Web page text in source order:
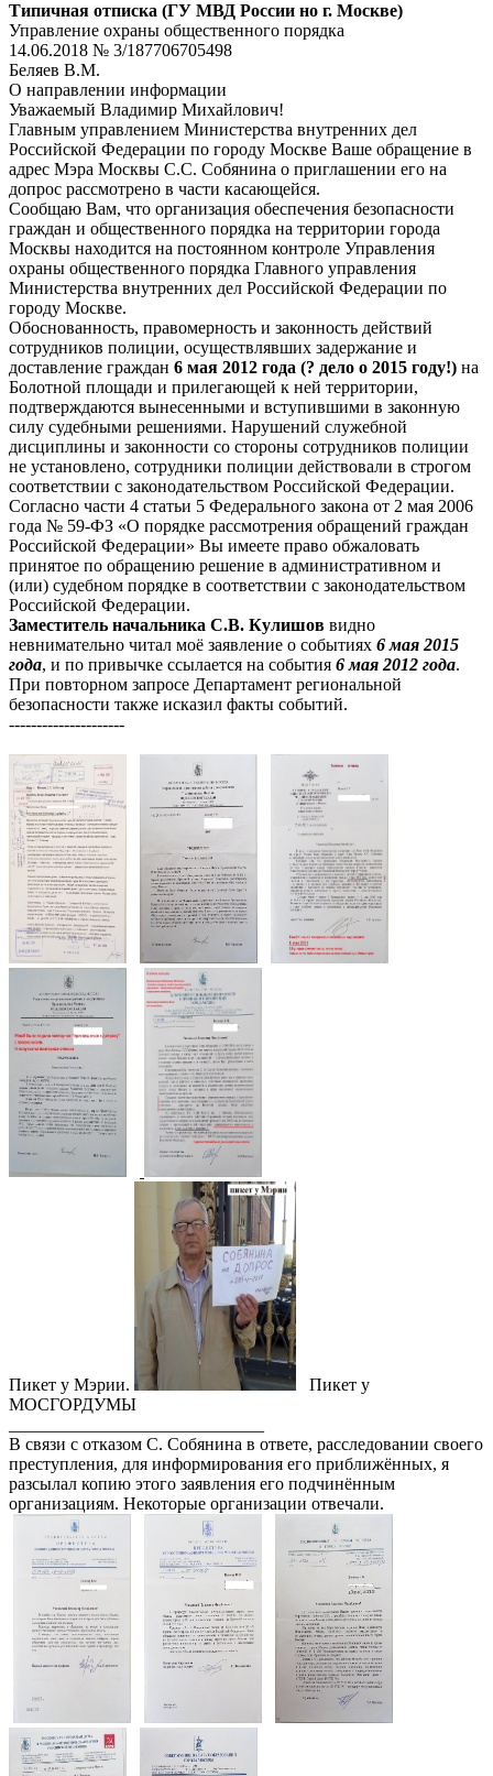
Типичная отписка (ГУ МВД России но г. Москве)
Управление охраны общественного порядка
14.06.2018 № 3/187706705498
Беляев В.М.
О направлении информации
Уважаемый Владимир Михайлович!
Главным управлением Министерства внутренних дел
Российской Федерации по городу Москве Ваше обращение в
адрес Мэра Москвы С.С. Собянина о приглашении его на
допрос рассмотрено в части касающейся.
Сообщаю Вам, что организация обеспечения безопасности
граждан и общественного порядка на территории города
Москвы находится на постоянном контроле Управления
охраны общественного порядка Главного управления
Министерства внутренних дел Российской Федерации по
городу Москве.
Обоснованность, правомерность и законность действий
сотрудников полиции, осуществлявших задержание и
доставление граждан 6 мая 2012 года (? дело о 2015 году!) на
Болотной площади и прилегающей к ней территории,
подтверждаются вынесенными и вступившими в законную
силу судебными решениями. Нарушений служебной
дисциплины и законности со стороны сотрудников полиции
не установлено, сотрудники полиции действовали в строгом
соответствии с законодательством Российской Федерации.
Согласно части 4 статьи 5 Федерального закона от 2 мая 2006
года № 59-ФЗ «О порядке рассмотрения обращений граждан
Российской Федерации» Вы имеете право обжаловать
принятое по обращению решение в административном и
(или) судебном порядке в соответствии с законодательством
Российской Федерации.
Заместитель начальника С.В. Кулишов видно
невнимательно читал моё заявление о событиях 6 мая 2015
года, и по привычке ссылается на события 6 мая 2012 года.
При повторном запросе Департамент региональной
безопасности также исказил факты событий.
---------------------
Пикет у Мэрии.
Пикет у
МОСГОРДУМЫ
В связи с отказом С. Собянина в ответе, расследовании своего
преступления, для информирования его приближённых, я
разсылал копию этого заявления его подчинённым
организациям. Некоторые организации отвечали.